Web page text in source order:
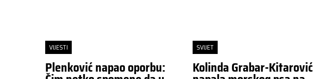
VIJESTI
Plenković napao oporbu:
SVIJET
Kolinda Grabar-Kitarović